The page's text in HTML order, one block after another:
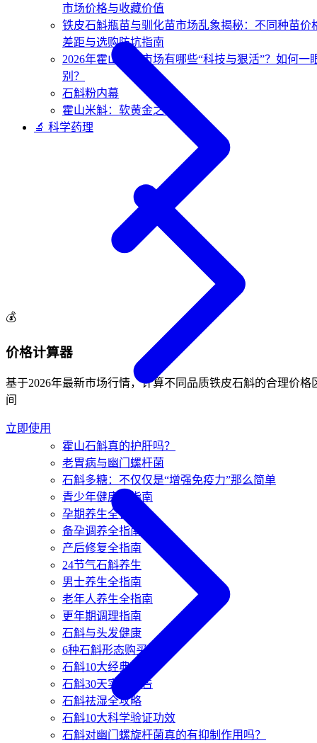
市场价格与收藏价值
铁皮石斛瓶苗与驯化苗市场乱象揭秘：不同种苗价
差距与选购防坑指南
2026年霍山石斛市场有哪些“科技与狠活”？如何一
别？
石斛粉内幕
霍山米斛：软黄金之谜
🔬 科学药理
霍山石斛真的护肝吗？
老胃病与幽门螺杆菌
石斛多糖：不仅仅是“增强免疫力”那么简单
青少年健康全指南
孕期养生全指南
备孕调养全指南
产后修复全指南
24节气石斛养生
男士养生全指南
老年人养生全指南
更年期调理指南
石斛与头发健康
6种石斛形态购买指南
石斛10大经典方剂
石斛30天实测报告
石斛祛湿全攻略
石斛10大科学验证功效
石斛对幽门螺旋杆菌真的有抑制作用吗？
💰
价格计算器
基于2026年最新市场行情，计算不同品质铁皮石斛的合理价格
间
立即使用